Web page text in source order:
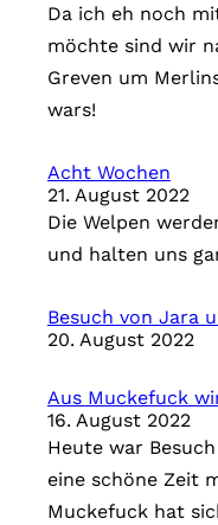
Da ich eh noch
möchte sind wir
Greven um
wars!
Acht Wochen
21. August 2022
Die Welpen
und halten uns
Besuch von Jara
20. August 2022
Aus Muckefuck
16. August 2022
Heute war
eine schöne Zeit
Muckefuck hat